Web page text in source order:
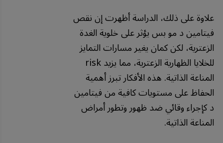
علاوة على ذلك، الدراسة أظهرت إن نقص
فيتامين د مو بس يؤثر على خلوية الغدة
الزعترية، لكن كمان يغير مسارات التمايز
للخلايا الظهارية الزعترية، مما يزيد risk
المناعة الذاتية. هذه الأفكار تبرز أهمية
الحفاظ على مستويات كافية من فيتامين
د كإجراء وقائي ضد ظهور وتطور أمراض
المناعة الذاتية.